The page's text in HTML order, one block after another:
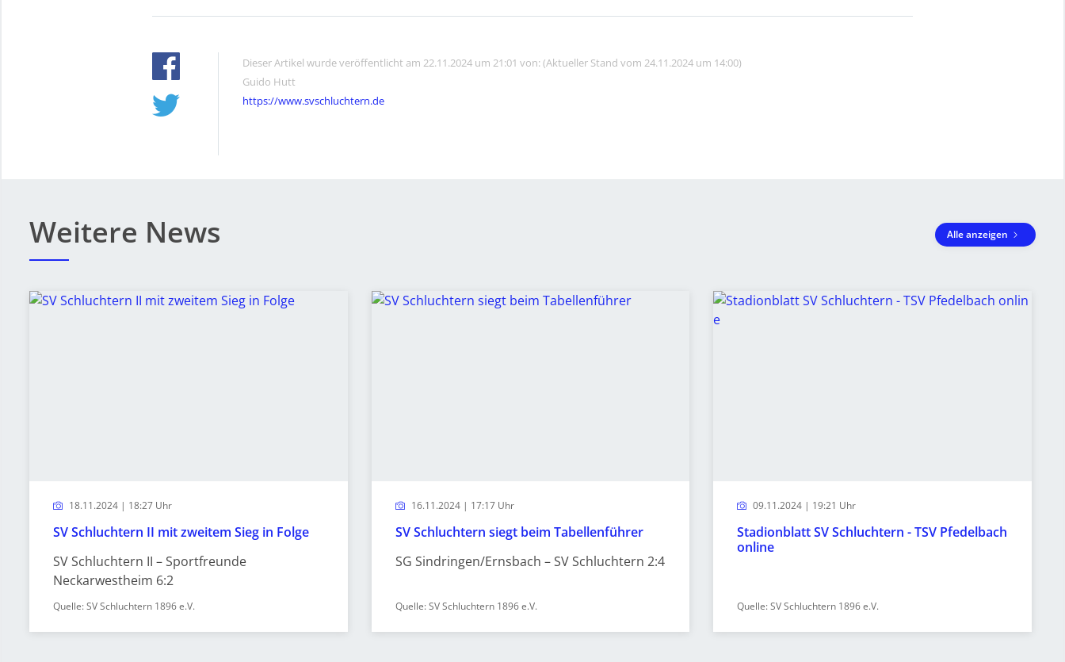
Dieser Artikel wurde veröffentlicht am 22.11.2024 um 21:01 von: (Aktueller Stand vom 24.11.2024 um 14:00)
Guido Hutt
https://www.svschluchtern.de
Weitere News Alle anzeigen
18.11.2024 | 18:27 Uhr
SV Schluchtern II mit zweitem Sieg in Folge
SV Schluchtern II – Sportfreunde
Neckarwestheim 6:2
Quelle: SV Schluchtern 1896 e.V.
16.11.2024 | 17:17 Uhr
SV Schluchtern siegt beim Tabellenführer
SG Sindringen/Ernsbach – SV Schluchtern 2:4
Quelle: SV Schluchtern 1896 e.V.
09.11.2024 | 19:21 Uhr
Stadionblatt SV Schluchtern - TSV Pfedelbach
online
Quelle: SV Schluchtern 1896 e.V.